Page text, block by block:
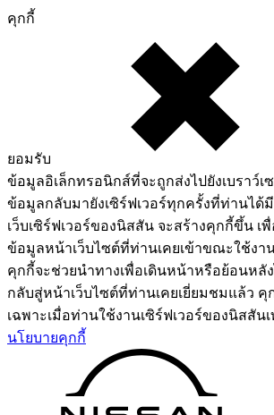
คุกกี้
ยอมรับ
ข้อมูลอิเล็กทรอนิกส์ที่จะถูกส่งไปยังเบราว์เ
ข้อมูลกลับมายังเซิร์ฟเวอร์ทุกครั้งที่ท่านได้
เว็บเซิร์ฟเวอร์ของนิสสัน จะสร้างคุกกี้ขึ้น เ
ข้อมูลหน้าเว็บไซต์ที่ท่านเคยเข้าขณะใช้งาน
คุกกี้จะช่วยนำทางเพื่อเดินหน้าหรือย้อนหลัง
กลับสู่หน้าเว็บไซต์ที่ท่านเคยเยี่ยมชมแล้ว คุ
เฉพาะเมื่อท่านใช้งานเซิร์ฟเวอร์ของนิสสัน
นโยบายคุกกี้